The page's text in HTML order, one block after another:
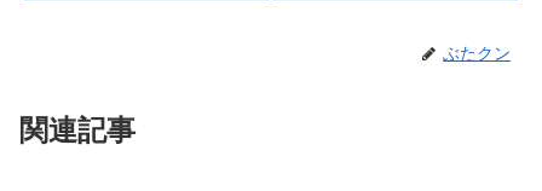
ぶたクン
関連記事